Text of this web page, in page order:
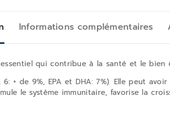
Informations complémentaires
qui contribue à la santé et le bien
+ de 9%, EPA et DHA: 7%). Elle peut
le système immunitaire, favorise la